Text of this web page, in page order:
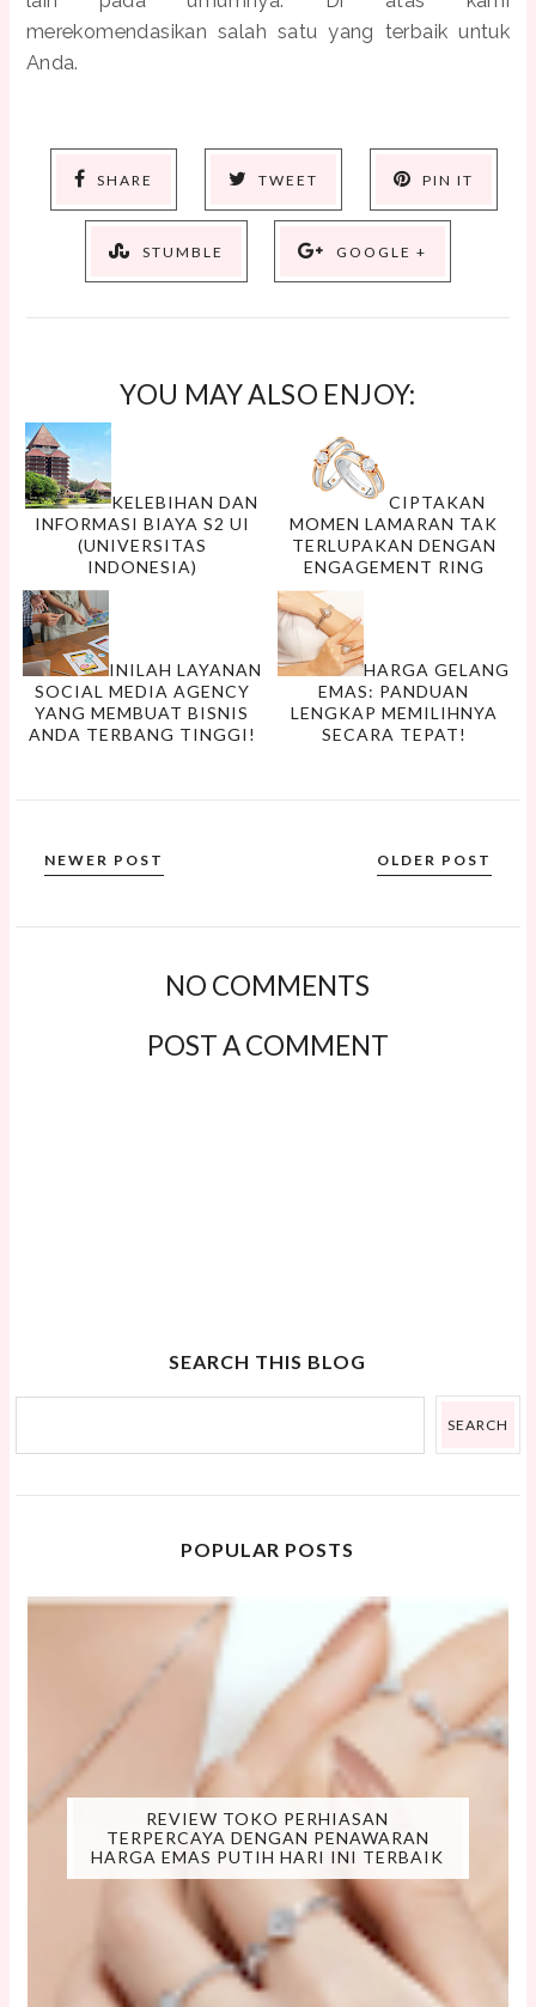
merekomendasikan salah satu yang terbaik untuk
Anda.
SHARE TWEET PIN IT
STUMBLE GOOGLE +
YOU MAY ALSO ENJOY:
KELEBIHAN DAN
INFORMASI BIAYA S2 UI
(UNIVERSITAS
INDONESIA)
CIPTAKAN
MOMEN LAMARAN TAK
TERLUPAKAN DENGAN
ENGAGEMENT RING
INILAH LAYANAN
SOCIAL MEDIA AGENCY
YANG MEMBUAT BISNIS
ANDA TERBANG TINGGI!
HARGA GELANG
EMAS: PANDUAN
LENGKAP MEMILIHNYA
SECARA TEPAT!
NEWER POST OLDER POST
NO COMMENTS
POST A COMMENT
SEARCH THIS BLOG
POPULAR POSTS
REVIEW TOKO PERHIASAN
TERPERCAYA DENGAN PENAWARAN
HARGA EMAS PUTIH HARI INI TERBAIK